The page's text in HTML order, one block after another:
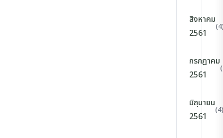
สิงหาคม
2561
กรกฎาคม
2561
มิถุนายน
2561
(4)